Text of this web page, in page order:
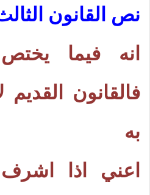
نص القانون
انه فيما
فالقانون القديم
به
اعني اذا